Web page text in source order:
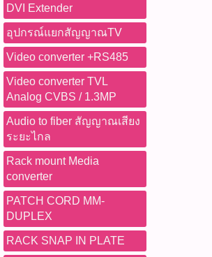
DVI Extender
อุปกรณ์แยกสัญญาณTV
Video converter +RS485
Video converter TVL
Analog CVBS / 1.3MP
Audio to fiber สัญญาณเสียง
ระยะไกล
Rack mount Media
converter
PATCH CORD MM-
DUPLEX
RACK SNAP IN PLATE